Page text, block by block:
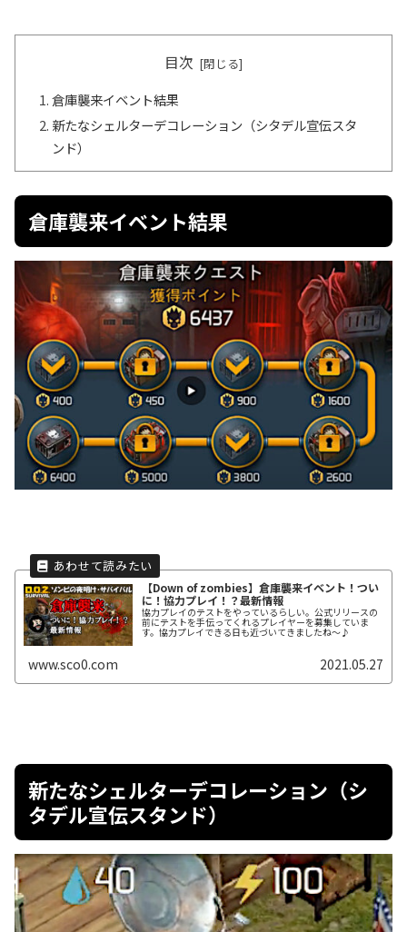
目次
倉庫襲来イベント結果
新たなシェルターデコレーション（シタデル宣伝スタ
ンド）
倉庫襲来イベント結果
【Down of zombies】倉庫襲来イベント！つい
に！協力プレイ！？最新情報
協力プレイのテストをやっているらしい。公式リリースの
前にテストを手伝ってくれるプレイヤーを募集していま
す。協力プレイできる日も近づいてきましたね～♪
www.sco0.com 2021.05.27
新たなシェルターデコレーション（シ
タデル宣伝スタンド）